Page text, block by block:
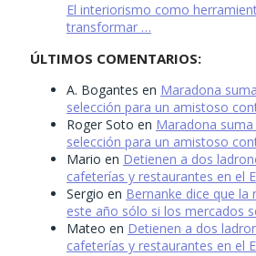
El interiorismo como
transformar …
ÚLTIMOS COMENTARIOS:
A. Bogantes en Maradona
selección para un amistoso
Roger Soto en Maradona
selección para un amistoso
Mario en Detienen a dos
cafeterías y restaurantes en el
Sergio en Bernanke dice que la
este año sólo si los mercados
Mateo en Detienen a dos
cafeterías y restaurantes en el